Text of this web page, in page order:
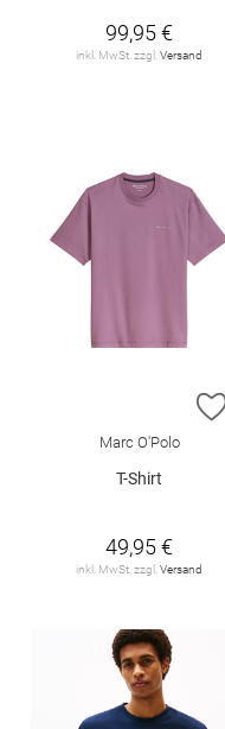
99,95 €
inkl. MwSt. zzgl. Versand
Marc O'Polo
T-Shirt
49,95 €
inkl. MwSt. zzgl. Versand